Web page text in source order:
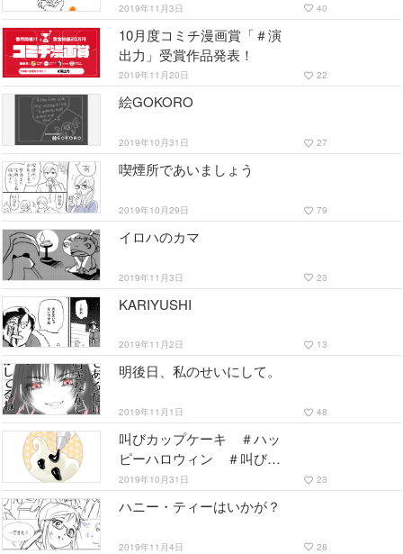
2019年11月3日 favorite_border 40
10月度コミチ漫画賞「＃演
出力」受賞作品発表！
2019年11月20日 favorite_border 22
絵GOKORO
2019年10月31日 favorite_border 27
喫煙所であいましょう
2019年10月29日 favorite_border 79
イロハのカマ
2019年11月3日 favorite_border 23
KARIYUSHI
2019年11月2日 favorite_border 13
明後日、私のせいにして。
2019年11月1日 favorite_border 48
叫びカップケーキ ＃ハッ
ピーハロウィン ＃叫び
＃ムンク
2019年10月31日 favorite_border 23
ハニー・ティーはいかが？
2019年11月4日 favorite_border 28